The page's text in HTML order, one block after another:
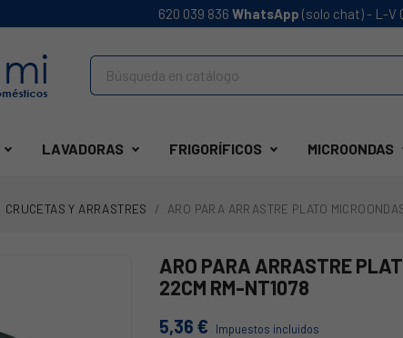
620 039 836 WhatsApp (solo chat) - L-V
LAVADORAS FRIGORÍFICOS MICROONDAS
CRUCETAS Y ARRASTRES ARO PARA ARRASTRE PLATO
ARO PARA ARRASTRE
22CM RM-NT1078
5,36 € Impuestos incluidos